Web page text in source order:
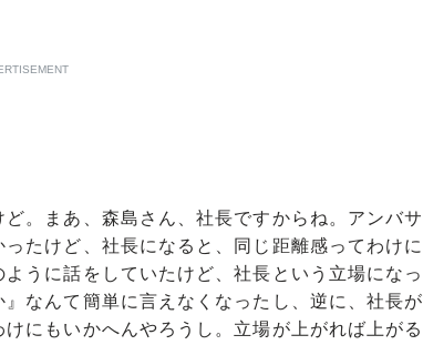
ど。まあ、森島さん、社長ですからね。アンバサ
たけど、社長になると、同じ距離感ってわけに
うに話をしていたけど、社長という立場になっ
なんて簡単に言えなくなったし、逆に、社長が
にもいかへんやろうし。立場が上がれば上がる